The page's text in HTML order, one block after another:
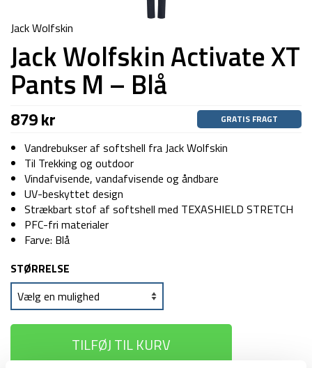
Jack Wolfskin
Jack Wolfskin Activate XT
Pants M – Blå
879kr GRATIS FRAGT
Vandrebukser af softshell fra Jack Wolfskin
Til Trekking og outdoor
Vindafvisende, vandafvisende og åndbare
UV-beskyttet design
Strækbart stof af softshell med TEXASHIELD STRETCH
PFC-fri materialer
Farve: Blå
STØRRELSE
TILFØJ TIL KURV